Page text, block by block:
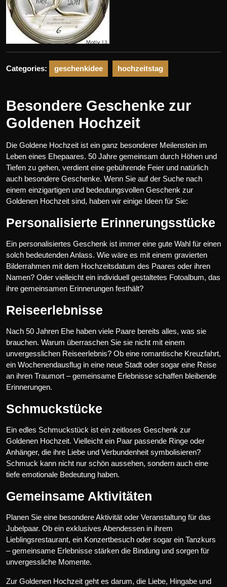
Categories: geschenkidee hochzeitstag
Besondere Geschenke zur
Goldenen Hochzeit
Die Goldene Hochzeit ist ein ganz besonderer Meilenstein im
Leben eines Ehepaares. 50 Jahre gemeinsam durch Höhen und
Tiefen zu gehen, verdient eine gebührende Feier und natürlich
auch besondere Geschenke. Wenn Sie auf der Suche nach
einem einzigartigen und bedeutungsvollen Geschenk zur
Goldenen Hochzeit sind, haben wir einige Ideen für Sie:
Personalisierte Erinnerungsstücke
Ein personalisiertes Geschenk ist immer eine gute Wahl für einen
solch bedeutenden Anlass. Wie wäre es mit einem gravierten
Bilderrahmen mit dem Hochzeitsdatum des Paares oder ihren
Namen? Oder vielleicht ein individuell gestaltetes Fotoalbum, das
ihre gemeinsamen Erinnerungen festhält?
Reiseerlebnisse
Nach 50 Jahren Ehe haben viele Paare bereits alles, was sie
brauchen. Warum überraschen Sie sie nicht mit einem
unvergesslichen Reiseerlebnis? Ob eine romantische Kreuzfahrt,
ein Wochenendausflug in eine neue Stadt oder sogar eine Reise
an ihren Traumort – gemeinsame Erlebnisse schaffen bleibende
Erinnerungen.
Schmuckstücke
Ein edles Schmuckstück ist ein zeitloses Geschenk zur
Goldenen Hochzeit. Vielleicht ein Paar passende Ringe oder
Anhänger, die ihre Liebe und Verbundenheit symbolisieren?
Schmuck kann nicht nur schön aussehen, sondern auch eine
tiefe emotionale Bedeutung haben.
Gemeinsame Aktivitäten
Planen Sie eine besondere Aktivität oder Veranstaltung für das
Jubelpaar. Ob ein exklusives Abendessen in ihrem
Lieblingsrestaurant, ein Konzertbesuch oder sogar ein Tanzkurs
– gemeinsame Erlebnisse stärken die Bindung und sorgen für
unvergessliche Momente.
Zur Goldenen Hochzeit geht es darum, die Liebe, Hingabe und